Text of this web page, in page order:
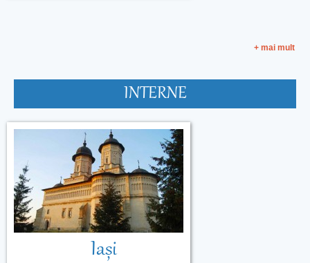
Malta
Muntenegru
+ mai mult
INTERNE
Iași